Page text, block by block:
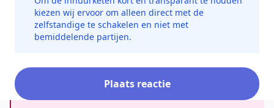
kiezen wij ervoor om alleen direct met de
zelfstandige te schakelen en niet met
bemiddelende partijen.
Plaats reactie